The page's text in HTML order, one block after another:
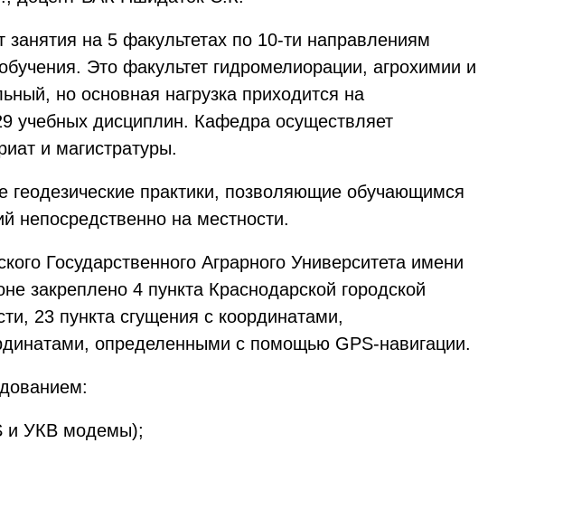
на 5 факультетах по 10-ти направлениям
Это факультет гидромелиорации, агрохимии и
но основная нагрузка приходится на
учебных дисциплин. Кафедра осуществляет
и магистратуры.
практики, позволяющие обучающимся
непосредственно на местности.
Государственного Аграрного Университета имени
закреплено 4 пункта Краснодарской городской
23 пункта сгущения с координатами,
определенными с помощью GPS-навигации.
и УКВ модемы);